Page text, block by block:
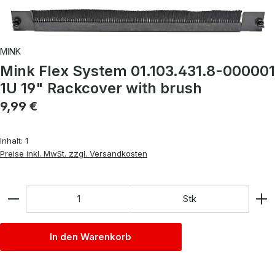
MINK
Mink Flex System 01.103.431.8-000001
1U 19" Rackcover with brush
Regulärer Preis:
9,99 €
Inhalt: 1
Preise inkl. MwSt. zzgl. Versandkosten
Stk
In den Warenkorb